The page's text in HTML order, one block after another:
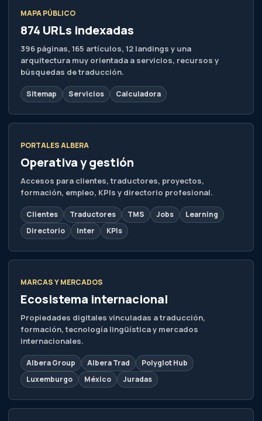
MAPA PÚBLICO
874 URLs indexadas
396 páginas, 165 artículos, 12 landings y una
arquitectura muy orientada a servicios, recursos y
búsquedas de traducción.
Sitemap Servicios Calculadora
PORTALES ALBERA
Operativa y gestión
Accesos para clientes, traductores, proyectos,
formación, empleo, KPIs y directorio profesional.
Clientes Traductores TMS Jobs
Learning
Directorio
Inter KPIs
MARCAS Y MERCADOS
Ecosistema internacional
Propiedades digitales vinculadas a traducción,
formación, tecnología lingüística y mercados
internacionales.
Albera Group Albera Trad
Polyglot Hub
Luxemburgo
México Juradas